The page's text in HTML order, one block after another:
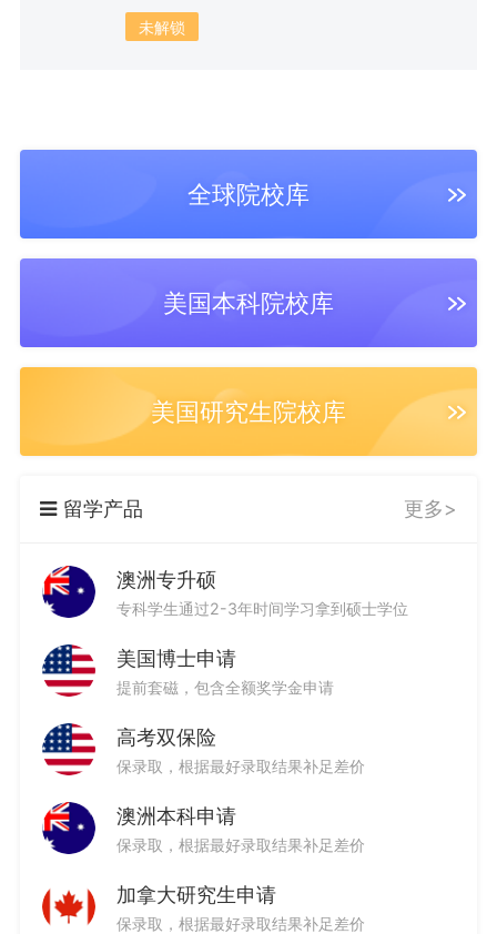
5篇文书
4篇文书 8篇文书 18篇文书
4篇文书 11篇文书
6篇文书 5篇文书
未解锁
全球院校库
美国本科院校库
美国研究生院校库
留学产品 更多>
澳洲专升硕
专科学生通过2-3年时间学习拿到硕士学位
美国博士申请
提前套磁，包含全额奖学金申请
高考双保险
保录取，根据最好录取结果补足差价
澳洲本科申请
保录取，根据最好录取结果补足差价
加拿大研究生申请
保录取，根据最好录取结果补足差价